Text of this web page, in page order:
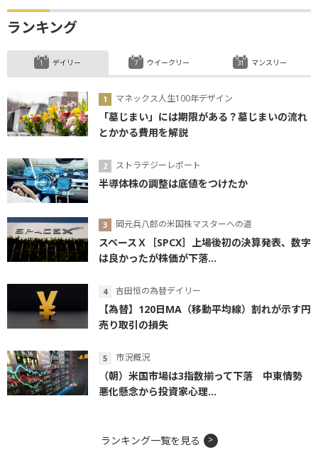
ランキング
デイリー
マネックス人生100年デザイン
「墓じまい」には期限がある？墓じまいの流れ
とかかる費用を解説
ストラテジーレポート
半導体株の調整は底値をつけたか
岡元兵八郎の米国株マスターへの道
スペースＸ［SPCX］上場後初の決算発表、数字
は良かったが株価が下落...
吉田恒の為替デイリー
【為替】120日MA（移動平均線）割れが示す円
売り取引の損失
市況概況
（朝）米国市場は3指数揃って下落 中東情勢
悪化懸念から投資家心理...
ウイークリー マンスリー
ランキング一覧を見る